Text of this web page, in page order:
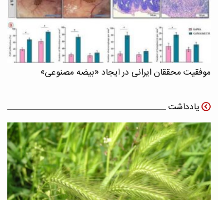
موفقیت محققان ایرانی در ایجاد «بیضه مصنوعی»
یادداشت